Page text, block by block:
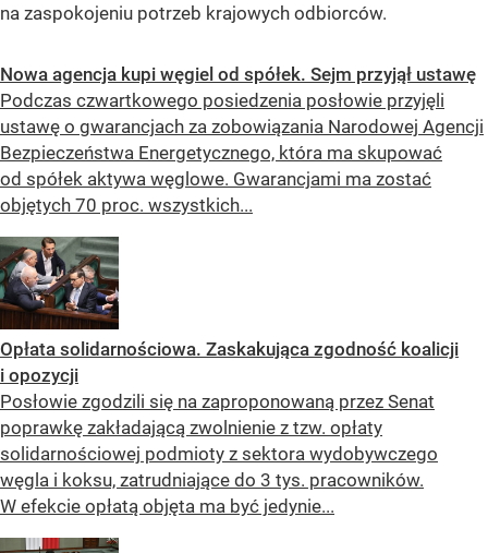
na zaspokojeniu potrzeb krajowych odbiorców.
Nowa agencja kupi węgiel od spółek. Sejm przyjął ustawę
Podczas czwartkowego posiedzenia posłowie przyjęli
ustawę o gwarancjach za zobowiązania Narodowej Agencji
Bezpieczeństwa Energetycznego, która ma skupować
od spółek aktywa węglowe. Gwarancjami ma zostać
objętych 70 proc. wszystkich...
Opłata solidarnościowa. Zaskakująca zgodność koalicji
i opozycji
Posłowie zgodzili się na zaproponowaną przez Senat
poprawkę zakładającą zwolnienie z tzw. opłaty
solidarnościowej podmioty z sektora wydobywczego
węgla i koksu, zatrudniające do 3 tys. pracowników.
W efekcie opłatą objęta ma być jedynie...